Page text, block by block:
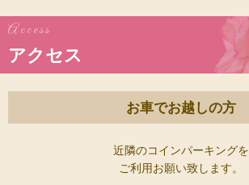
Access
アクセス
お車でお越しの方
近隣のコインパーキングを
ご利用お願い致します。